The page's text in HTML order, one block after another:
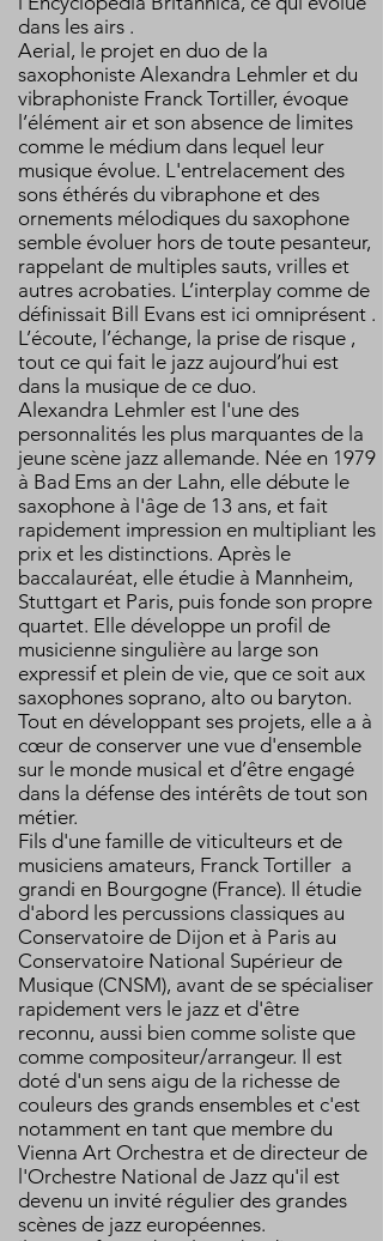
dans les airs .
Aerial, le projet en duo de la
saxophoniste Alexandra Lehmler et du
vibraphoniste Franck Tortiller, évoque
l’élément air et son absence de limites
comme le médium dans lequel leur
musique évolue. L'entrelacement des
sons éthérés du vibraphone et des
ornements mélodiques du saxophone
semble évoluer hors de toute pesanteur,
rappelant de multiples sauts, vrilles et
autres acrobaties. L’interplay comme de
définissait Bill Evans est ici omniprésent .
L’écoute, l’échange, la prise de risque ,
tout ce qui fait le jazz aujourd’hui est
dans la musique de ce duo.
Alexandra Lehmler est l'une des
personnalités les plus marquantes de la
jeune scène jazz allemande. Née en 1979
à Bad Ems an der Lahn, elle débute le
saxophone à l'âge de 13 ans, et fait
rapidement impression en multipliant les
prix et les distinctions. Après le
baccalauréat, elle étudie à Mannheim,
Stuttgart et Paris, puis fonde son propre
quartet. Elle développe un profil de
musicienne singulière au large son
expressif et plein de vie, que ce soit aux
saxophones soprano, alto ou baryton.
Tout en développant ses projets, elle a à
cœur de conserver une vue d'ensemble
sur le monde musical et d’être engagé
dans la défense des intérêts de tout son
métier.
Fils d'une famille de viticulteurs et de
musiciens amateurs, Franck Tortiller a
grandi en Bourgogne (France). Il étudie
d'abord les percussions classiques au
Conservatoire de Dijon et à Paris au
Conservatoire National Supérieur de
Musique (CNSM), avant de se spécialiser
rapidement vers le jazz et d'être
reconnu, aussi bien comme soliste que
comme compositeur/arrangeur. Il est
doté d'un sens aigu de la richesse de
couleurs des grands ensembles et c'est
notamment en tant que membre du
Vienna Art Orchestra et de directeur de
l'Orchestre National de Jazz qu'il est
devenu un invité régulier des grandes
scènes de jazz européennes.